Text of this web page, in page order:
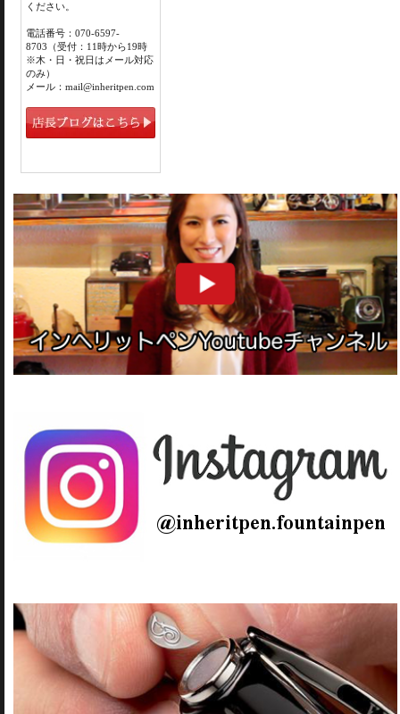
ください。
電話番号：070-6597-
8703（受付：11時から19時
※木・日・祝日はメール対応
のみ）
メール：mail@inheritpen.com